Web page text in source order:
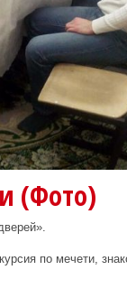
(Фото)
по мечети,